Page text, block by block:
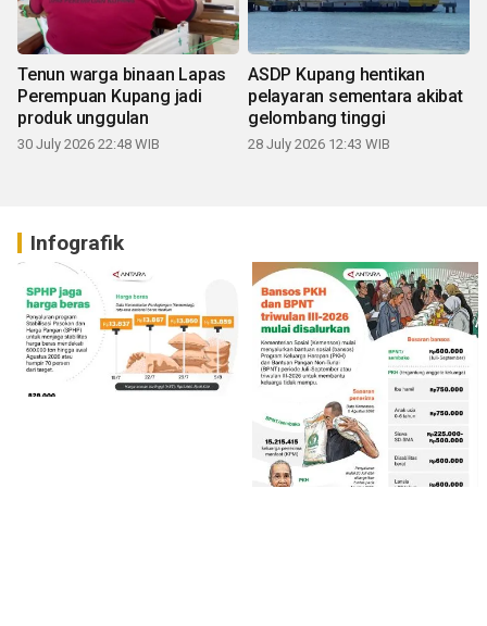
Tenun warga binaan Lapas
Perempuan Kupang jadi
produk unggulan
30 July 2026 22:48 WIB
ASDP Kupang hentikan
pelayaran sementara akibat
gelombang tinggi
28 July 2026 12:43 WIB
Infografik